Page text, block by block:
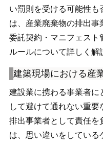
い罰則を受ける可能性
は、産業廃棄物の排出事
委託契約・マニフェスト
ルールについて詳しく解
建築現場における産
建設業に携わる事業者に
して避けて通れない重
排出事業者として責任を
は、思い違いをしている